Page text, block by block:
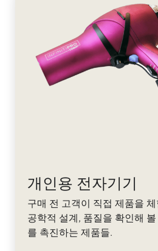
개인용 전자기기
구매 전 고객이 직접 제품을
공학적 설계, 품질을 확인해
를 촉진하는 제품들.